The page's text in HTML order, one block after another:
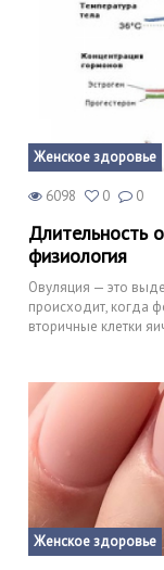
Женское здоровье
6098 0 0
Длительность
физиология
Овуляция — это
происходит, когда
вторичные клетки
Женское здоровье